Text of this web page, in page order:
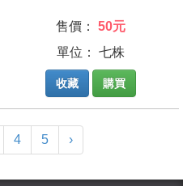
售價：
50元
單位： 七株
收藏 購買
4 5 ›